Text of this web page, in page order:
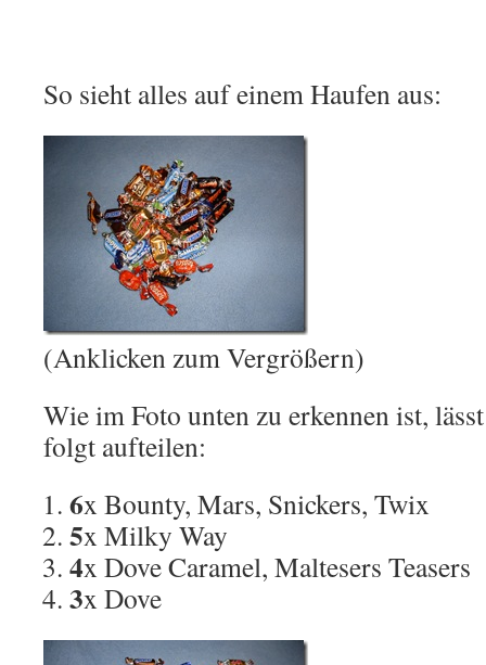
So sieht alles auf einem Haufen aus:
(Anklicken zum Vergrößern)
Wie im Foto unten zu erkennen ist,
folgt aufteilen:
6x Bounty, Mars, Snickers, Twix
5x Milky Way
4x Dove Caramel, Maltesers Teasers
3x Dove